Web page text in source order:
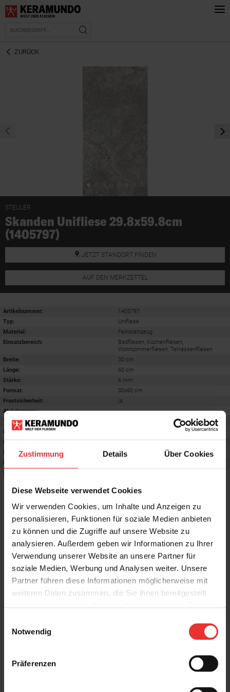
Zustimmung Details Über Cookies
Diese Webseite verwendet Cookies
Wir verwenden Cookies, um Inhalte und Anzeigen zu
personalisieren, Funktionen für soziale Medien anbieten
zu können und die Zugriffe auf unsere Website zu
analysieren. Außerdem geben wir Informationen zu Ihrer
Verwendung unserer Website an unsere Partner für
soziale Medien, Werbung und Analysen weiter. Unsere
Partner führen diese Informationen möglicherweise mit
weiteren Daten zusammen, die Sie ihnen bereitgestellt
Notwendig
Präferenzen
ZURÜCK
STEULER
Skanden Unifliese 29.8x59.8cm
(1405797)
JETZT STANDORT FINDEN
AUF DEN MERKZETTEL
Artikelnummer:
1405797
Typ:
Unifliese
Material:
Feinsteinzeug
Einsatzbereich:
Badfliesen, Küchenfliesen,
Wohnzimmerfliesen, Terrassenfliesen
Breite:
30 cm
Länge:
60 cm
Stärke:
6 mm
Format:
30x60 cm
Frostsicherheit:
ja
Abriebgruppe:
-
Trittsicherheit barfuß:
Farbton:
Oberfläche:
matt
Rektifiziert:
ja
Rutschhemmwert
Stilrichtung
Weitere Produkte aus der Serie
Skanden